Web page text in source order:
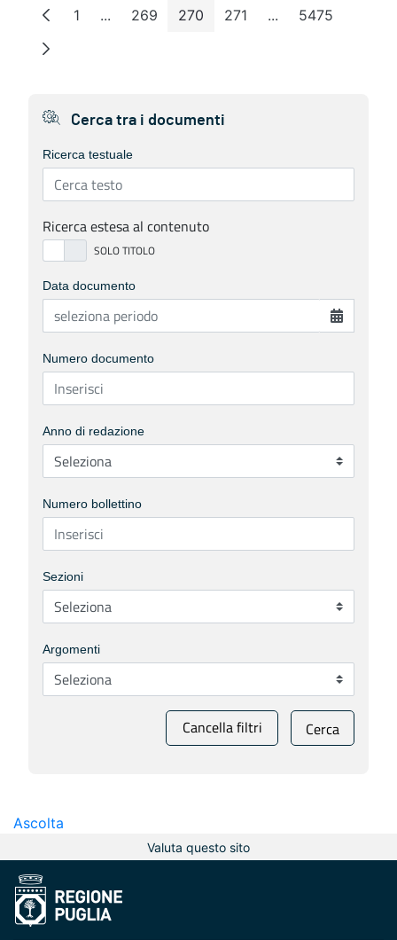
Pagina
1 ...Pagine intermedie
Pagina
269 Pagina
270 Pagina
271 ...Pagine intermedie
Pagina
5475
Cerca tra i documenti
Ricerca testuale
Ricerca estesa al contenuto
Data documento
Numero documento
Anno di redazione
Numero bollettino
Sezioni
Argomenti
Cancella filtri Cerca
Ascolta
Valuta questo sito